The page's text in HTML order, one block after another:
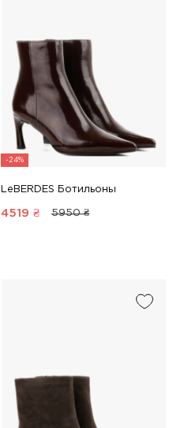
-24%
LeBERDES Ботильоны
4519 ₴ 5950 ₴